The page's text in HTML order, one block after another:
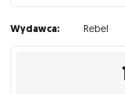
Wydawca: Rebel